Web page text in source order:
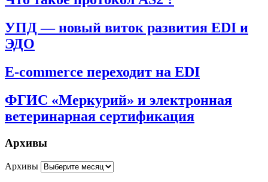
УПД — новый виток развития EDI и
ЭДО
E-commerce переходит на EDI
ФГИС «Меркурий» и электронная
ветеринарная сертификация
Архивы
Архивы